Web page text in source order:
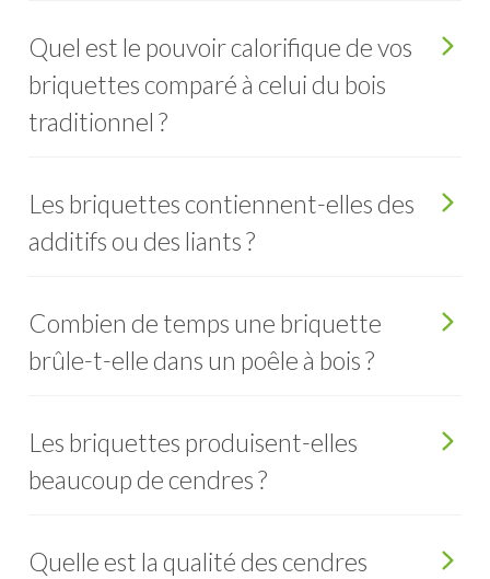
Quel est le pouvoir calorifique de vos
briquettes comparé à celui du bois
traditionnel ?
Les briquettes contiennent-elles des
additifs ou des liants ?
Combien de temps une briquette
brûle-t-elle dans un poêle à bois ?
Les briquettes produisent-elles
beaucoup de cendres ?
Quelle est la qualité des cendres